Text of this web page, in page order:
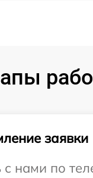
заявки
с нами по